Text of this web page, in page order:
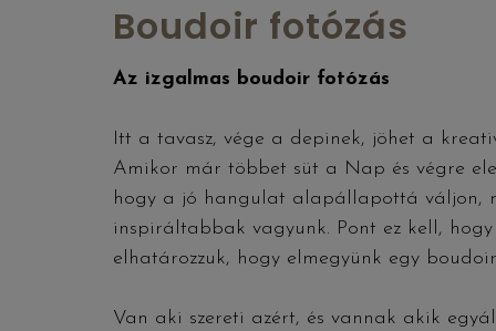
Boudoir fotózás
Az izgalmas boudoir fotózás
Itt a tavasz, vége a depinek, jöhet a
Amikor már többet süt a Nap és végre
hogy a jó hangulat alapállapottá váljon,
inspiráltabbak vagyunk. Pont ez kell,
elhatározzuk, hogy elmegyünk egy
Van aki szereti azért, és vannak akik